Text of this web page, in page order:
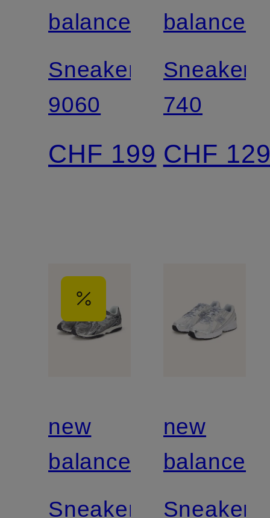
balance
Sneaker
9060
CHF 199
balance
Sneaker
740
CHF
new
balance
Sneaker
new
balance
Sneaker